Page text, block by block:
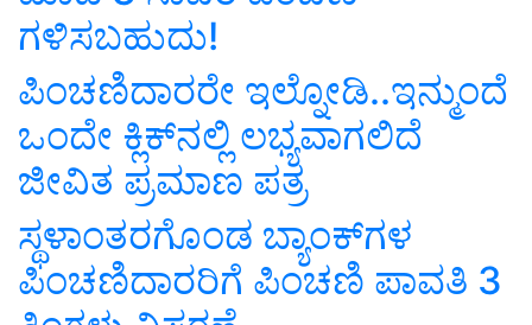
ಗಳಿಸಬಹುದು!
ಪಿಂಚಣಿದಾರರೇ ಇಲ್ನೋಡಿ..ಇನ್ಮುಂದೆ
ಒಂದೇ ಕ್ಲಿಕ್‌ನಲ್ಲಿ ಲಭ್ಯವಾಗಲಿದೆ
ಜೀವಿತ ಪ್ರಮಾಣ ಪತ್ರ
ಸ್ಥಳಾಂತರಗೊಂಡ ಬ್ಯಾಂಕ್‌ಗಳ
ಪಿಂಚಣಿದಾರರಿಗೆ ಪಿಂಚಣಿ ಪಾವತಿ 3